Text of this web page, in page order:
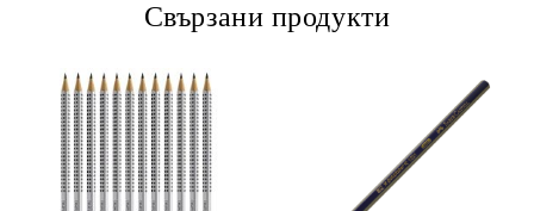
Свързани продукти